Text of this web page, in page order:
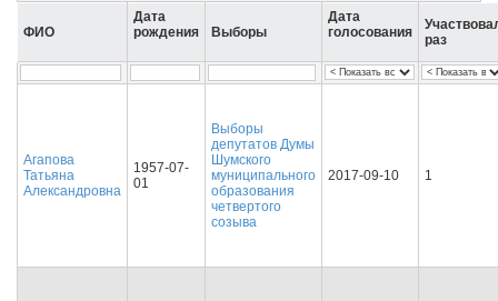
ФИО
Дата
рождения
Выборы
Дата
голосования
раз
Агапова
Татьяна
Александровна
1957-07-
01
Выборы
депутатов Думы
Шумского
муниципального
образования
четвертого
созыва
2017-09-10 1